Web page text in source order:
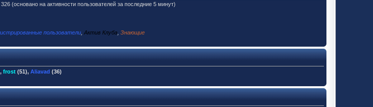
(основано на активности пользователей за последние 5 минут)
пользователи Актив Клуба Знающие
frost (51), Aliavad (36)